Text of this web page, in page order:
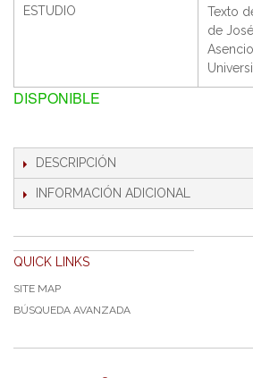
ESTUDIO
Texto
de
DISPONIBLE
DESCRIPCIÓN
INFORMACIÓN ADICIONAL
QUICK LINKS
SITE MAP
BÚSQUEDA AVANZADA